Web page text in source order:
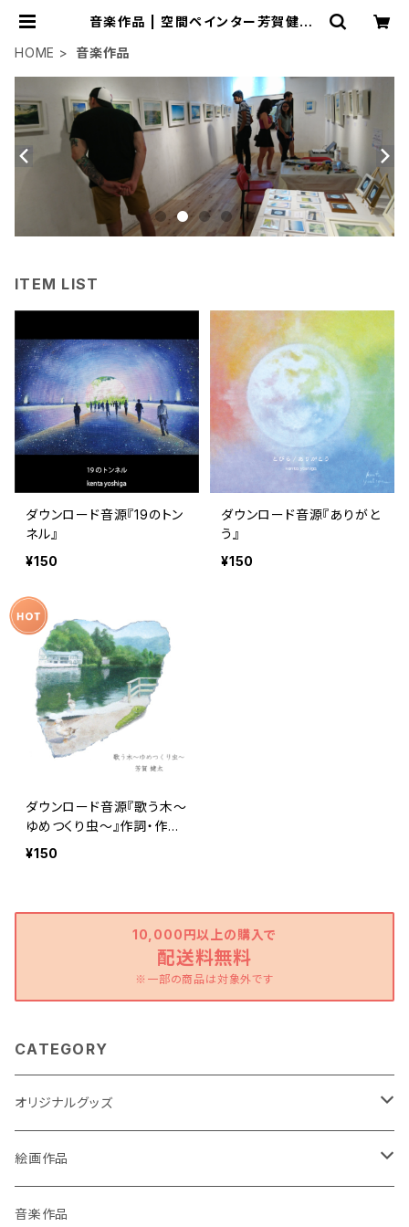
音楽作品 | 空間ペインター芳賀健太/
HOME
音楽作品
ITEM LIST
ダウンロード音源『19のトン
ネル』
¥150
ダウンロード音源『ありがと
う』
¥150
ダウンロード音源『歌う木～
ゆめつくり虫～』作詞・作
曲 芳賀健太
¥150
10,000円以上の購入で
配送料無料
※一部の商品は対象外です
CATEGORY
オリジナルグッズ
ポストカード
缶バッチ
絵画作品
原画作品
音楽作品